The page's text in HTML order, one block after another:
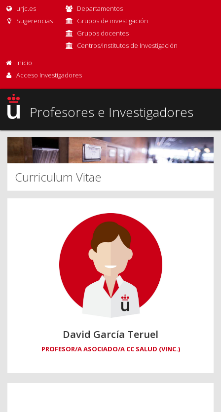
urjc.es
Sugerencias
Departamentos
Grupos de investigación
Grupos docentes
Centros/Institutos de Investigación
Inicio
Acceso Investigadores
Profesores e Investigadores
Curriculum Vitae
David García Teruel
PROFESOR/A ASOCIADO/A CC SALUD (VINC.)